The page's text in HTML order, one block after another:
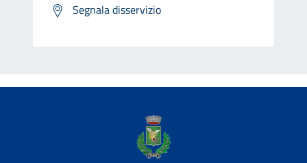
Segnala disservizio